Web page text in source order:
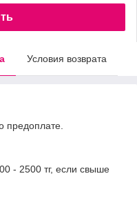
Условия возврата
предоплате.
- 2500 тг, если свыше